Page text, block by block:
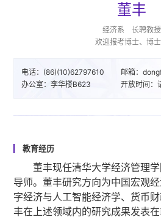
董丰
经济系 长聘教授
欢迎报考博士、博
电话：(86)(10)62797610
办公室：李华楼B623
邮箱：
开放时间：
教育经历
董丰现任清华大学经济管理
导师。董丰研究方向为中国宏观
字经济与人工智能经济学、货币
丰在上述领域内的研究成果发表在